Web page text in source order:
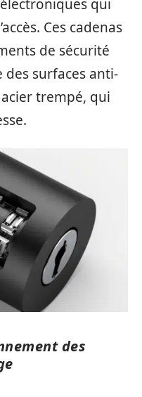
qui
Ces cadenas
de sécurité
surfaces anti-
trempé, qui
des